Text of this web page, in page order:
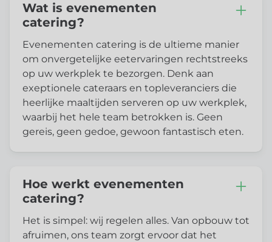
Wat is evenementen
catering?
Evenementen catering is de ultieme manier
om onvergetelijke eetervaringen rechtstreeks
op uw werkplek te bezorgen. Denk aan
exeptionele cateraars en topleveranciers die
heerlijke maaltijden serveren op uw werkplek,
waarbij het hele team betrokken is. Geen
gereis, geen gedoe, gewoon fantastisch eten.
Hoe werkt evenementen
catering?
Het is simpel: wij regelen alles. Van opbouw tot
afruimen, ons team zorgt ervoor dat het